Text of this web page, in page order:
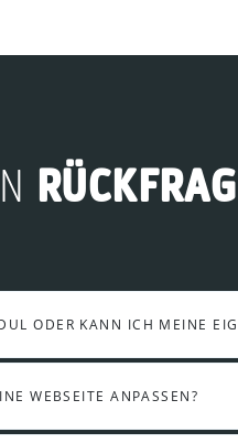
ODER KANN ICH MEINE
WEBSEITE ANPASSEN?